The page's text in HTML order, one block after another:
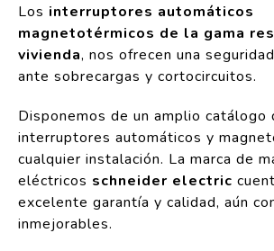
Los interruptores automáticos
magnetotérmicos de la gama
vivienda, nos ofrecen una
ante sobrecargas y cortocircuitos.
Disponemos de un amplio catálogo
interruptores automáticos y
cualquier instalación. La marca de
eléctricos schneider electric
excelente garantía y calidad, aún
inmejorables.